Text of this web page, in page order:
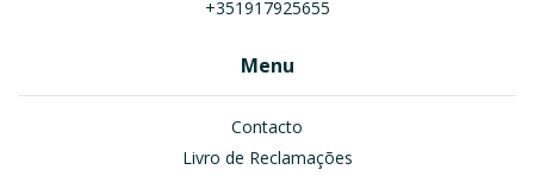
+351917925655
Menu
Contacto
Livro de Reclamações